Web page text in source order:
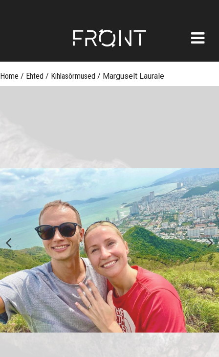
Skip
Home / Ehted / Kihlasõrmused / Marguselt Laurale